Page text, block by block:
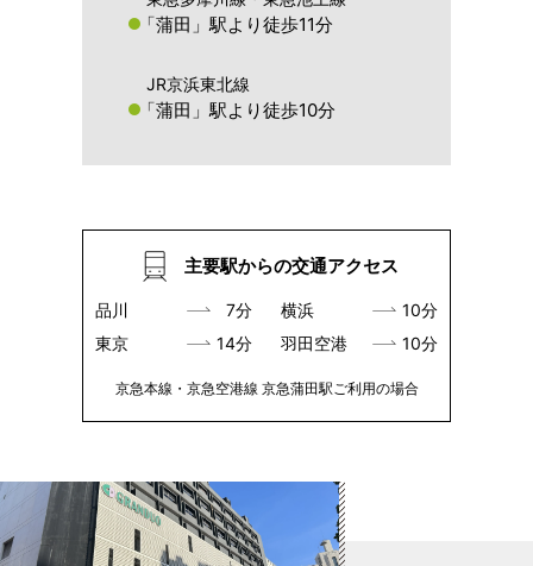
「蒲田」駅より徒歩11分
JR京浜東北線
「蒲田」駅より徒歩10分
主要駅からの交通アクセス
品川 7分 横浜
10分
東京
14分 羽田空港 10分
京急本線・京急空港線 京急蒲田駅ご利用の場合